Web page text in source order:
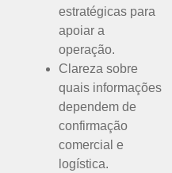
estratégicas para
apoiar a
operação.
Clareza sobre
quais informações
dependem de
confirmação
comercial e
logística.